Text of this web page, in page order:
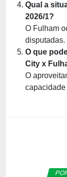
Qual a
2026/1?
O Fulham
disputadas.
O que
City x
O